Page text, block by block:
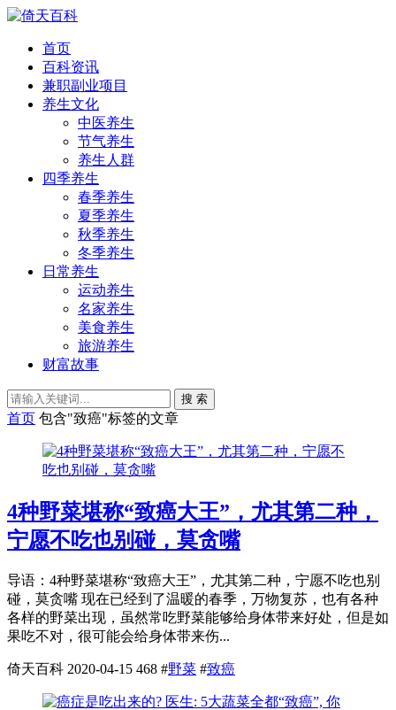
首页
百科资讯
兼职副业项目
养生文化
中医养生
节气养生
养生人群
四季养生
春季养生
夏季养生
秋季养生
冬季养生
日常养生
运动养生
名家养生
美食养生
旅游养生
财富故事
搜 索
首页 包含"致癌"标签的文章
4种野菜堪称“致癌大王”，尤其第二种，
宁愿不吃也别碰，莫贪嘴
导语：4种野菜堪称“致癌大王”，尤其第二种，宁愿不吃也别
碰，莫贪嘴 现在已经到了温暖的春季，万物复苏，也有各种
各样的野菜出现，虽然常吃野菜能够给身体带来好处，但是如
果吃不对，很可能会给身体带来伤...
倚天百科 2020-04-15 468 #野菜 #致癌